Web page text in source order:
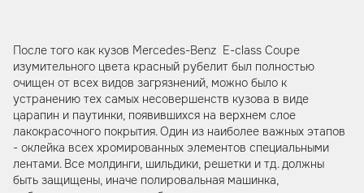
После того как кузов Mercedes-Benz E-class Coupe
изумительного цвета красный рубелит был полностью
очищен от всех видов загрязнений, можно было к
устранению тех самых несовершенств кузова в виде
царапин и паутинки, появившихся на верхнем слое
лакокрасочного покрытия. Один из наиболее важных этапов
- оклейка всех хромированных элементов специальными
лентами. Все молдинги, шильдики, решетки и тд. должны
быть защищены, иначе полировальная машинка,